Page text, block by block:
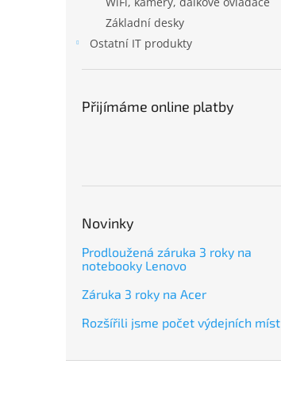
Základní desky
Ostatní IT produkty
Přijímáme online platby
Novinky
Prodloužená záruka 3 roky na
notebooky Lenovo
Záruka 3 roky na Acer
Rozšířili jsme počet výdejních míst